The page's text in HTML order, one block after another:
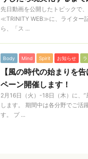
先日動画を公開したトピックで
≪TRINITY WEB≫に、ライター
ら、「ス ...
Body Mind Spirit お知らせ
【風の時代の始まりを
ペーン開催します！
2月16日（火）-18日（木）に、
します。 期間中は各分野でご活
す。 プ ...